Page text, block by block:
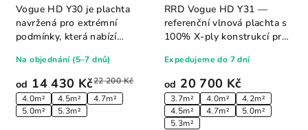
od 14 430 Kč22 200 Kč
4.0m² 4.5m²
4.7m²
5.0m²
5.3m²
Na objednání (5–7 dnů)
Vogue HD Y30 je plachta
navržená pro extrémní
podmínky, která nabízí
od 20 700 Kč
3.7m² 4.0m²
4.2m²
4.5m²
4.7m²
5.0m²
5.3m²
Expedujeme do 7 dní
RRD Vogue HD Y31 —
referenční vlnová plachta s
100% X-ply konstrukcí pro